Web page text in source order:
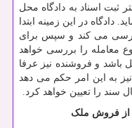
ثبت اسناد به دادگاه محل
دادگاه در این زمینه ابتدا
می کند و سپس برای
معامله را بررسی خواهد
و فروشنده نیز عرفا
نیز به این امر حکم می دهد
سند را تعیین خواهد کرد.
از فروش ملک